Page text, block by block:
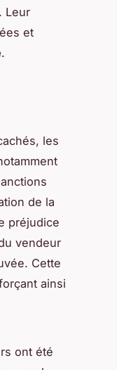
. Leur
et
.
les
de la
préjudice
vendeur
Cette
ainsi
ont été